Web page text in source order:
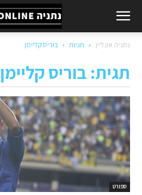
נתניה און ליין תגיות בוריס קליימן
תגית: בוריס קליימן
ספורט